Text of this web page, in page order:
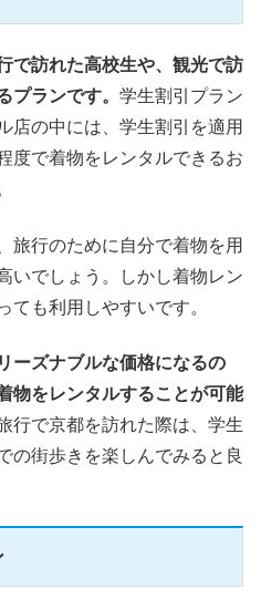
で訪れた高校生や、観光で訪
ランです。 学生割引プラン
店の中には、学生割引を適用
度で着物をレンタルできるお
旅行のために自分で着物を用
いでしょう。しかし着物レン
ても利用しやすいです。
ーズナブルな価格になるの
物をレンタルすることが可能
行で京都を訪れた際は、学生
の街歩きを楽しんでみると良